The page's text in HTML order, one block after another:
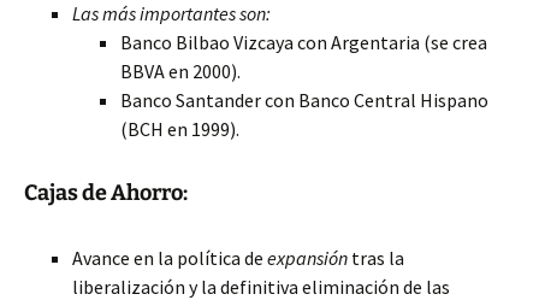
Las más importantes son:
Banco Bilbao Vizcaya con Argentaria (se crea
BBVA en 2000).
Banco Santander con Banco Central Hispano
(BCH en 1999).
Cajas de Ahorro:
Avance en la política de expansión tras la
liberalización y la definitiva eliminación de las